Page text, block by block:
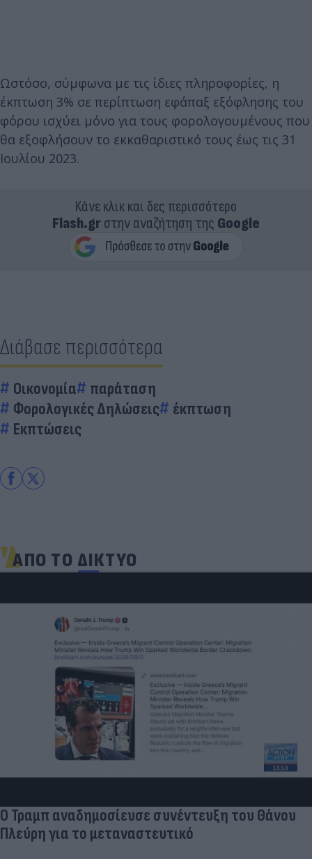
Ωστόσο, σύμφωνα με τις ίδιες πληροφορίες, η
έκπτωση 3% σε περίπτωση εφάπαξ εξόφλησης του
φόρου ισχύει μόνο για τους φορολογουμένους που
θα εξοφλήσουν το εκκαθαριστικό τους έως τις 31
Ιουλίου 2023.
Κάνε κλικ και δες περισσότερο
Flash.grστην αναζήτηση της Google
Διάβασε περισσότερα
Οικονομία
παράταση
Φορολογικές Δηλώσεις
έκπτωση
Εκπτώσεις
ΑΠΟ ΤΟ ΔΙΚΤΥΟ
Πύρινος συναγερμός στον Κουβαρά Αττικής -
Εκκενώνονται οικισμοί | ACTION 24